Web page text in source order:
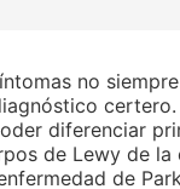
no
diferenciar
de Lewy de la
de